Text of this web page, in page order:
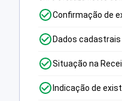
Confirmação de
Dados
Situação na
Indicação de